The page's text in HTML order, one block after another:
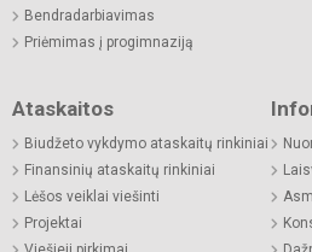
Bendradarbiavimas
Priėmimas į progimnaziją
Ataskaitos
Biudžeto vykdymo ataskaitų rinkiniai
Finansinių ataskaitų rinkiniai
Lėšos veiklai viešinti
Projektai